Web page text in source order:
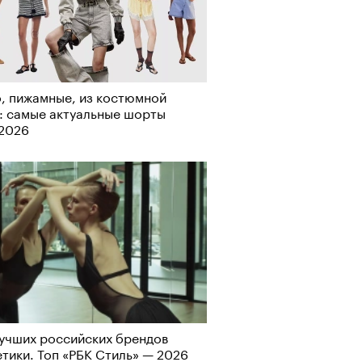
пижамные, из костюмной
самые актуальные шорты
российских брендов
Топ «РБК Стиль» — 2026
2025: перестрелки в
и горизонтальные танцы в